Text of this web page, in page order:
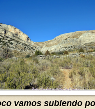
vamos subiendo